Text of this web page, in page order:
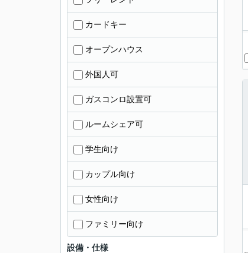
カードキー
オープンハウス
外国人可
ガスコンロ設置可
ルームシェア可
学生向け
カップル向け
女性向け
ファミリー向け
設備・仕様